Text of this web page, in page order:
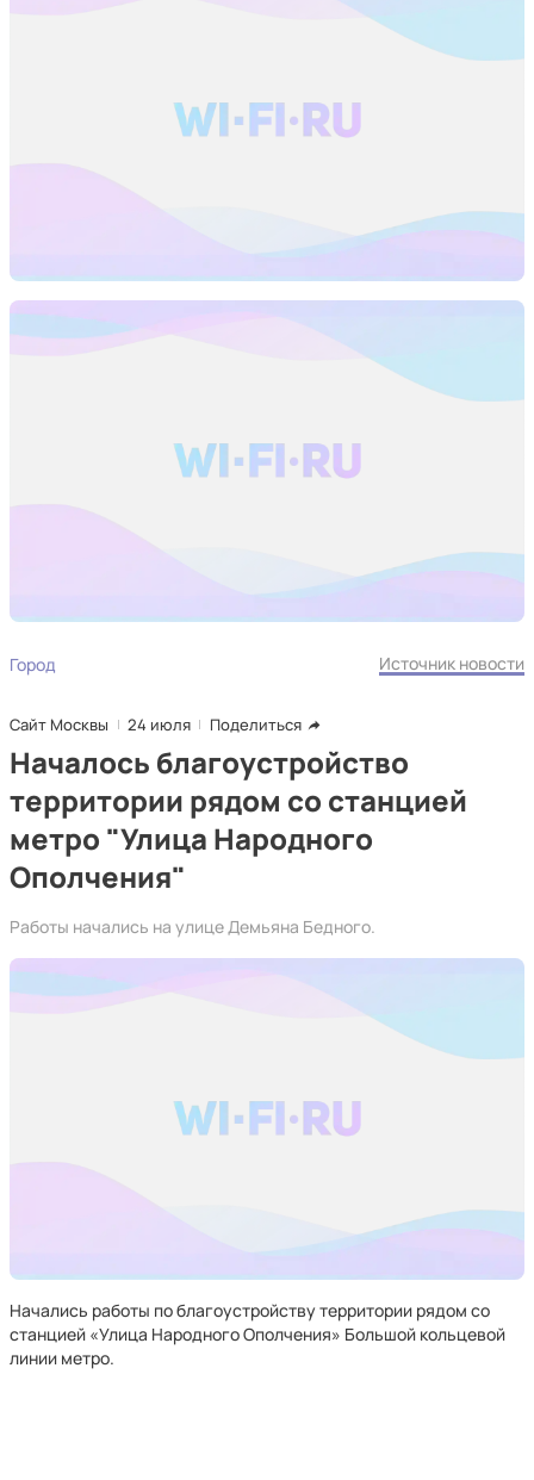
Город Источник новости
Сайт Москвы 24 июля Поделиться
Началось благоустройство
территории рядом со станцией
метро "Улица Народного
Ополчения"
Работы начались на улице Демьяна Бедного.
Начались работы по благоустройству территории рядом со
станцией «Улица Народного Ополчения» Большой кольцевой
линии метро.